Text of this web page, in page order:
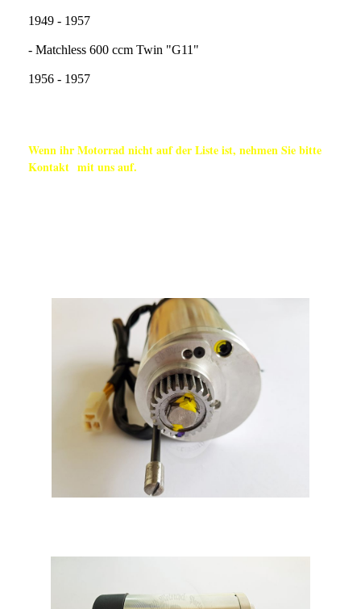
1949 - 1957
- Matchless 600 ccm Twin "G11"
1956 - 1957
Wenn ihr Motorrad nicht auf der Liste ist, nehmen Sie bitte
Kontakt mit uns auf.